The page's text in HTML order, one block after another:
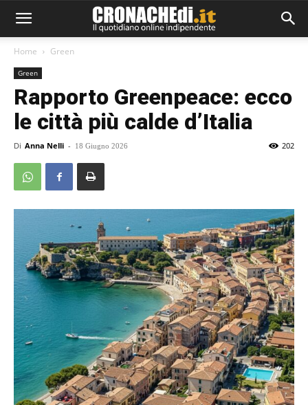
Home Green
Green
Rapporto Greenpeace: ecco
le città più calde d’Italia
Di Anna Nelli - 18 Giugno 2026 202